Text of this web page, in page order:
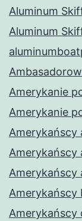
Aluminum
Aluminum
Amerykanie
Amerykanie
Amerykańscy
Amerykańscy
Amerykańscy
Amerykańscy